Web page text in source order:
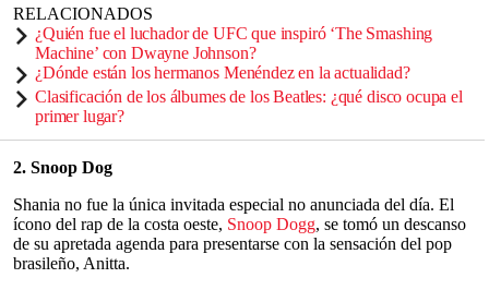
RELACIONADOS
¿Quién fue el luchador de UFC que inspiró ‘The Smashing
Machine’ con Dwayne Johnson?
¿Dónde están los hermanos Menéndez en la actualidad?
Clasificación de los álbumes de los Beatles: ¿qué disco ocupa el
primer lugar?
2. Snoop Dog
Shania no fue la única invitada especial no anunciada del día. El
ícono del rap de la costa oeste, Snoop Dogg, se tomó un descanso
de su apretada agenda para presentarse con la sensación del pop
brasileño, Anitta.